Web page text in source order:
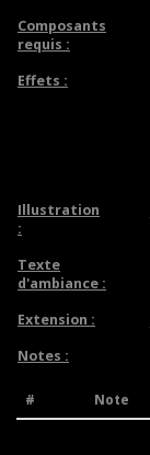
Composants
requis :
Effets :
Illustration
:
Texte
d'ambiance :
Extension :
Notes :
# Note